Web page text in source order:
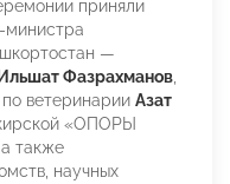
приняли
министра
—
Ильшат Фазрахманов
ветеринарии Азат
«ОПОРЫ
, а также
научных